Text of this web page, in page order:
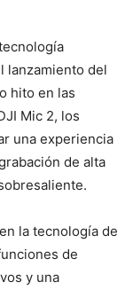
lanzamiento del
hito en las
Mic 2, los
una experiencia
de alta
la tecnología de
de
y una